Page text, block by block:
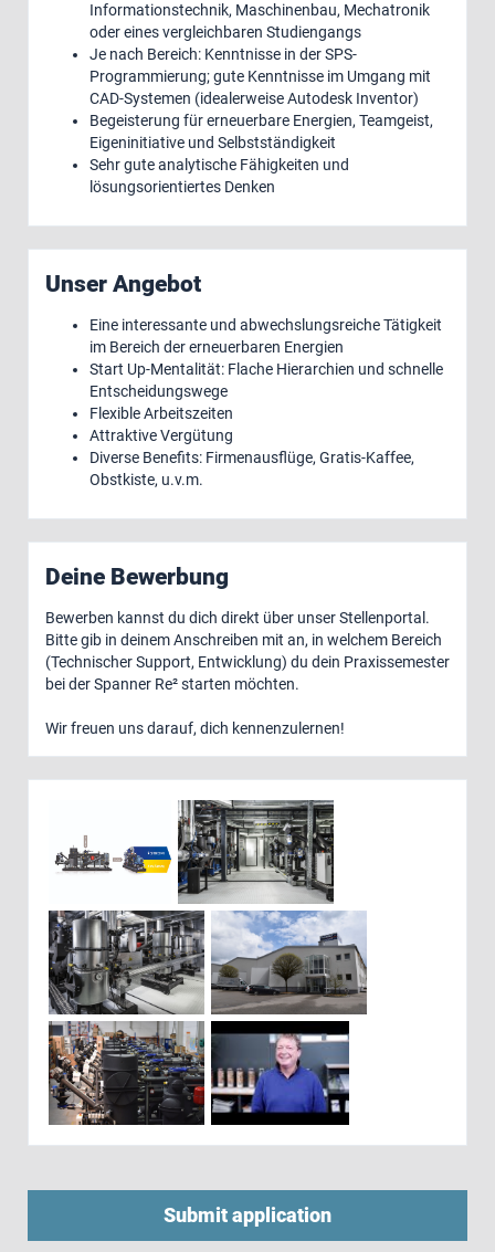
Informationstechnik, Maschinenbau, Mechatronik
oder eines vergleichbaren Studiengangs
Je nach Bereich: Kenntnisse in der SPS-
Programmierung; gute Kenntnisse im Umgang mit
CAD-Systemen (idealerweise Autodesk Inventor)
Begeisterung für erneuerbare Energien, Teamgeist,
Eigeninitiative und Selbstständigkeit
Sehr gute analytische Fähigkeiten und
lösungsorientiertes Denken
Unser Angebot
Eine interessante und abwechslungsreiche Tätigkeit
im Bereich der erneuerbaren Energien
Start Up-Mentalität: Flache Hierarchien und schnelle
Entscheidungswege
Flexible Arbeitszeiten
Attraktive Vergütung
Diverse Benefits: Firmenausflüge, Gratis-Kaffee,
Obstkiste, u.v.m.
Deine Bewerbung
Bewerben kannst du dich direkt über unser Stellenportal.
Bitte gib in deinem Anschreiben mit an, in welchem Bereich
(Technischer Support, Entwicklung) du dein Praxissemester
bei der Spanner Re² starten möchten.
Wir freuen uns darauf, dich kennenzulernen!
Submit application